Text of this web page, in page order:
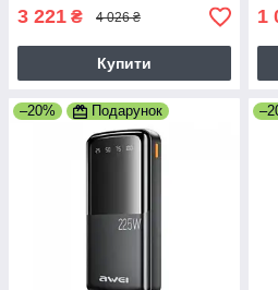
3 221 ₴ 4 026 ₴
Купити
1
–20% Подарунок